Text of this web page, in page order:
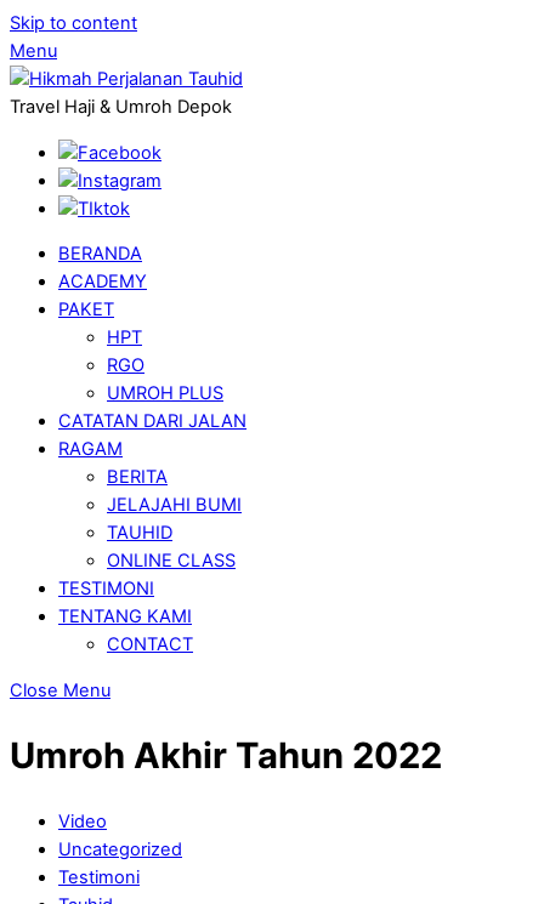
Skip to content
Menu
Travel Haji & Umroh Depok
BERANDA
ACADEMY
PAKET
HPT
RGO
UMROH PLUS
CATATAN DARI JALAN
RAGAM
BERITA
JELAJAHI BUMI
TAUHID
ONLINE CLASS
TESTIMONI
TENTANG KAMI
CONTACT
Close Menu
Umroh Akhir Tahun 2022
Video
Uncategorized
Testimoni